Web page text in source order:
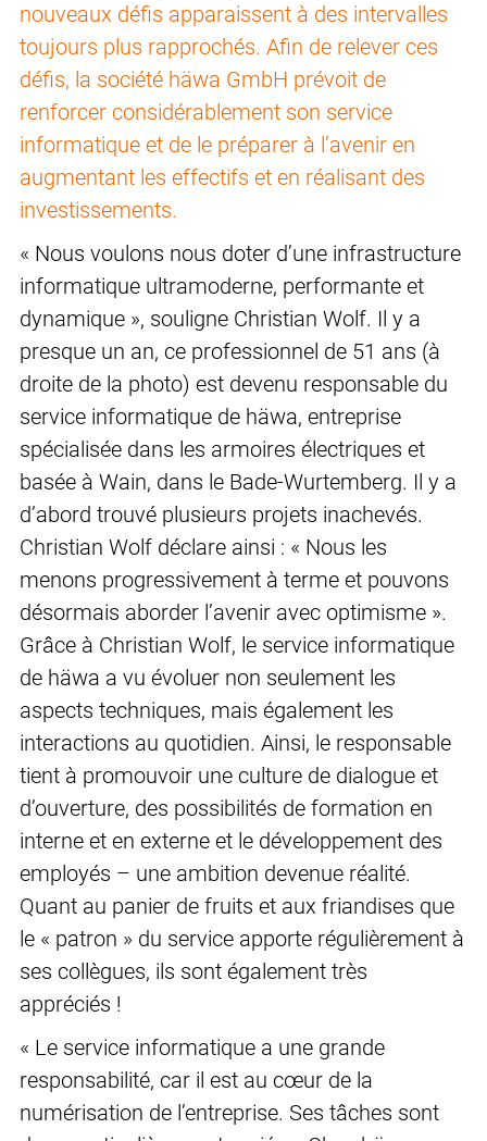
nouveaux défis apparaissent à des intervalles
toujours plus rapprochés. Afin de relever ces
défis, la société häwa GmbH prévoit de
renforcer considérablement son service
informatique et de le préparer à l’avenir en
augmentant les effectifs et en réalisant des
investissements.
« Nous voulons nous doter d’une infrastructure
informatique ultramoderne, performante et
dynamique », souligne Christian Wolf. Il y a
presque un an, ce professionnel de 51 ans (à
droite de la photo) est devenu responsable du
service informatique de häwa, entreprise
spécialisée dans les armoires électriques et
basée à Wain, dans le Bade-Wurtemberg. Il y a
d’abord trouvé plusieurs projets inachevés.
Christian Wolf déclare ainsi : « Nous les
menons progressivement à terme et pouvons
désormais aborder l’avenir avec optimisme ».
Grâce à Christian Wolf, le service informatique
de häwa a vu évoluer non seulement les
aspects techniques, mais également les
interactions au quotidien. Ainsi, le responsable
tient à promouvoir une culture de dialogue et
d’ouverture, des possibilités de formation en
interne et en externe et le développement des
employés – une ambition devenue réalité.
Quant au panier de fruits et aux friandises que
le « patron » du service apporte régulièrement à
ses collègues, ils sont également très
appréciés !
« Le service informatique a une grande
responsabilité, car il est au cœur de la
numérisation de l’entreprise. Ses tâches sont